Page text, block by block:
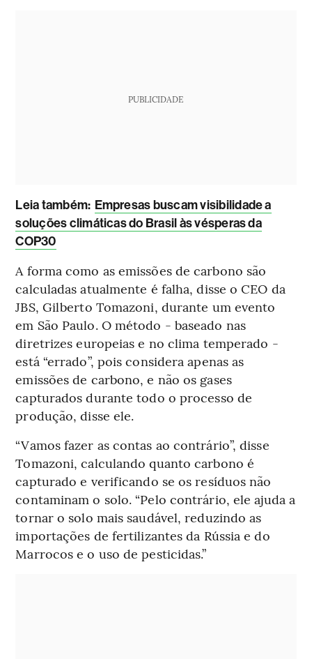
PUBLICIDADE
Leia também: Empresas buscam visibilidade a
soluções climáticas do Brasil às vésperas da
COP30
A forma como as emissões de carbono são
calculadas atualmente é falha, disse o CEO da
JBS, Gilberto Tomazoni, durante um evento
em São Paulo. O método - baseado nas
diretrizes europeias e no clima temperado -
está “errado”, pois considera apenas as
emissões de carbono, e não os gases
capturados durante todo o processo de
produção, disse ele.
“Vamos fazer as contas ao contrário”, disse
Tomazoni, calculando quanto carbono é
capturado e verificando se os resíduos não
contaminam o solo. “Pelo contrário, ele ajuda a
tornar o solo mais saudável, reduzindo as
importações de fertilizantes da Rússia e do
Marrocos e o uso de pesticidas.”